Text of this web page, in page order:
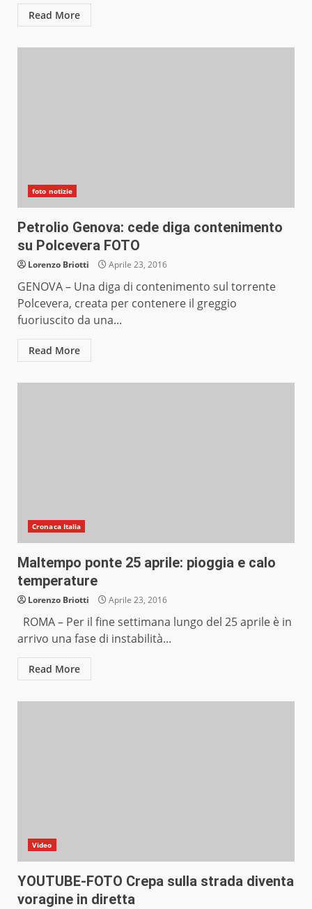
Read More
foto notizie
Petrolio Genova: cede diga contenimento
su Polcevera FOTO
Lorenzo Briotti Aprile 23, 2016
GENOVA – Una diga di contenimento sul torrente
Polcevera, creata per contenere il greggio
fuoriuscito da una...
Read More
Cronaca Italia
Maltempo ponte 25 aprile: pioggia e calo
temperature
Lorenzo Briotti Aprile 23, 2016
ROMA – Per il fine settimana lungo del 25 aprile è in
arrivo una fase di instabilità...
Read More
Video
YOUTUBE-FOTO Crepa sulla strada diventa
voragine in diretta